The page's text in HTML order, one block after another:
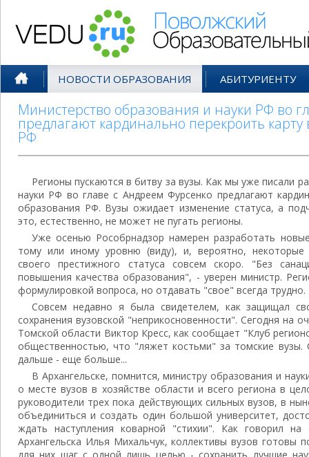
НОВОСТИ ОБРАЗОВАНИЯ АБИТУРИЕНТУ
Министерство образования и науки РФ во
предлагают кардинально перекроить
РФ
Регионы пускаются в битву за вузы. Как мы уже писали
науки РФ во главе с Андреем Фурсенко предлагают
образования РФ. Вузы ожидает изменение статуса, а
это, естественно, не может не пугать регионы.
Уже осенью Рособрнадзор намерен разработать
тому или иному уровню (виду), и, вероятно, некоторые
своего престижного статуса совсем скоро. "Без
повышения качества образования", - уверен министр.
формулировкой вопроса, но отдавать "свое" всегда трудно.
Совсем недавно я была свидетелем, как защищал
сохранения вузовской "неприкосновенности". Сегодня на
Томской области Виктор Кресс, как сообщает "Клуб
общественностью, что "ляжет костьми" за томские вузы.
дальше - еще больше...
В Архангельске, помнится, министру образования и
о месте вузов в хозяйстве области и всего региона в
руководители трех пока действующих сильных вузов, в
объединиться и создать один большой университет,
ждать наступления коварной "стихии". Как говорил на
Архангельска Илья Михальчук, коллективы вузов готовы